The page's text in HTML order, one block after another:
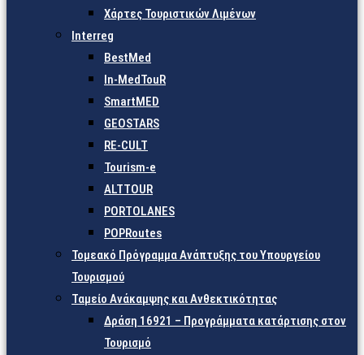
Χάρτες Τουριστικών Λιμένων
Interreg
BestMed
In-MedTouR
SmartMED
GEOSTARS
RE-CULT
Tourism-e
ALTTOUR
PORTOLANES
POPRoutes
Τομεακό Πρόγραμμα Ανάπτυξης του Υπουργείου
Τουρισμού
Ταμείο Ανάκαμψης και Ανθεκτικότητας
Δράση 16921 – Προγράμματα κατάρτισης στον
Τουρισμό